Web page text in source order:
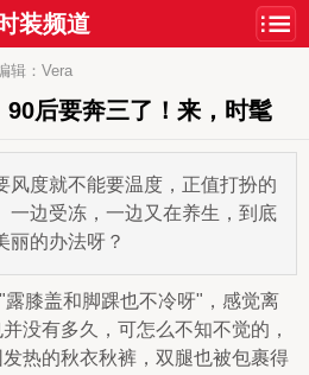
时装频道
辑：Vera
后要奔三了！来，时髦
风度就不能要温度，正值打扮的
一边受冻，一边又在养生，到底
丽的办法呀？
膝盖和脚踝也不冷呀"，感觉离
没有多久，可怎么不知不觉的，
热的秋衣秋裤，双腿也被包裹得